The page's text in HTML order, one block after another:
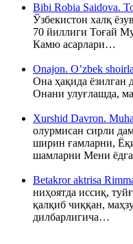
Bibi Robia Saidova.
Ўзбекистон халқ
70 йиллиги Тоғай
Камю асарлари…
Onajon. O’zbek
Она ҳақида ёзилган
Онани улуғлашда,
Xurshid Davron.
олурмисан сирли
ширин ғамларни,
шамларни Мени
Betakror aktrisa
ниҳоятда иссиқ,
қалқиб чиққан,
дилбарлигича…